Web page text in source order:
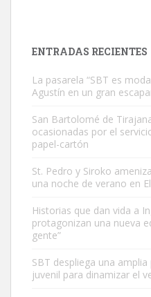
Leales.org » Gran Canaria |
Gato manso encontrado
Este gato macho ha aparecido
Leales.org » Gran Canaria |
ENTRADAS RECIENTES
La pasarela “SBT es
Agustín en un gran
San Bartolomé de
ocasionadas por el
papel-cartón
St. Pedro y Siroko
una noche de verano en
Historias que dan vida a
protagonizan una nueva
gente”
SBT despliega una
juvenil para dinamizar el